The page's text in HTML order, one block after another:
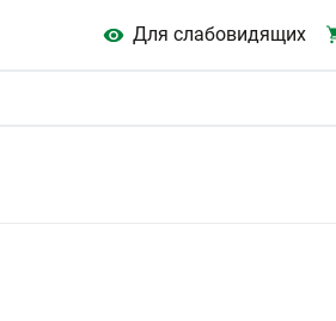
Для слабовидящих